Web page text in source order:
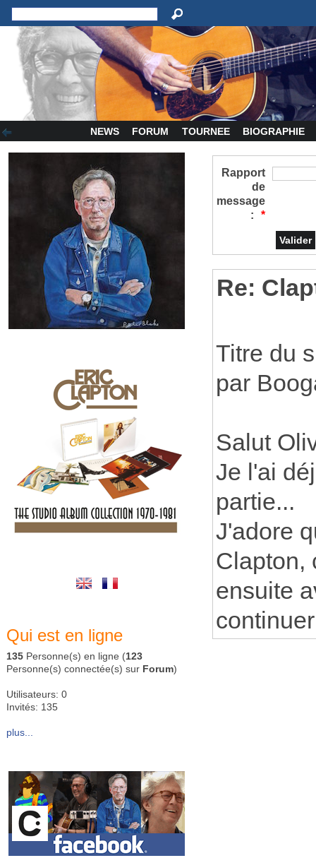
NEWS FORUM TOURNEE BIOGRAPHIE
Qui est en ligne
135 Personne(s) en ligne (123
Personne(s) connectée(s) sur Forum)
Utilisateurs: 0
Invités: 135
plus...
Rapport
de
message
:
*
Re:
Titre du
par
Salut
Je l'ai
partie...
J'adore
Clapton,
ensuite